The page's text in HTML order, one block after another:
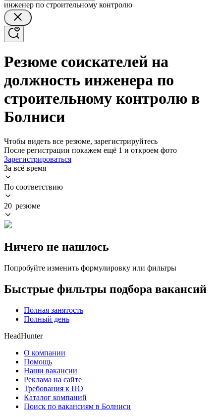
инженер по строительному контролю
Резюме соискателей на
должность инженера по
строительному контролю в
Болниси
Чтобы видеть все резюме, зарегистрируйтесь
После регистрации покажем ещё 1 и откроем фото
Зарегистрироваться
За всё время
По соответствию
20 резюме
Ничего не нашлось
Попробуйте изменить формулировку или фильтры
Быстрые фильтры подбора вакансий
Полная занятость
Полный день
HeadHunter
О компании
Помощь
Наши вакансии
Реклама на сайте
Требования к ПО
Каталог компаний
Поиск по вакансиям в Болниси